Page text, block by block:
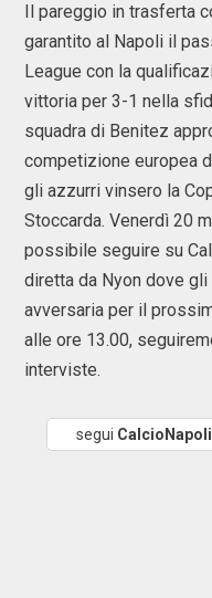
Il pareggio in trasferta
garantito al Napoli il
League con la
vittoria per 3-1 nella
squadra di Benitez
competizione europea
gli azzurri vinsero la
Stoccarda. Venerdì 20
possibile seguire su
diretta da Nyon dove
avversaria per il
alle ore 13.00,
interviste.
segui